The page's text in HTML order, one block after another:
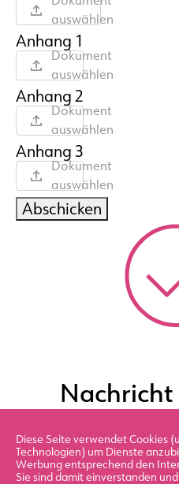
auswählen
Anhang 1
Dokument
auswählen
Anhang 2
Dokument
auswählen
Anhang 3
Dokument
auswählen
Abschicken
Vielen Dank für Ihre
Anfrage erhalten und
Diese Seite verwendet Cookies
Technologien) um Dienste
Werbung entsprechend den
Sie sind damit einverstanden